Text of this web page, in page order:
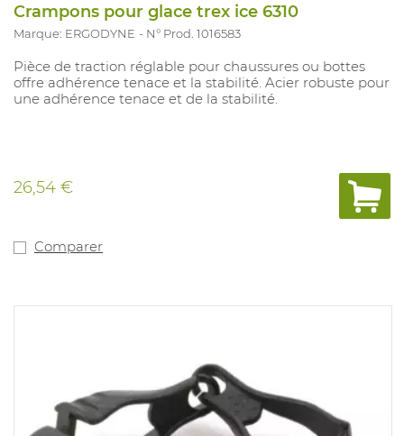
Crampons pour glace trex ice 6310
Marque: ERGODYNE N° Prod. 1016583
Pièce de traction réglable pour chaussures ou bottes
offre adhérence tenace et la stabilité. Acier robuste pour
une adhérence tenace et de la stabilité.
26,54 €
Comparer